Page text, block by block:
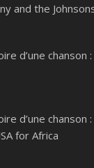
and the
d’une chanson :
d’une chanson
for Africa